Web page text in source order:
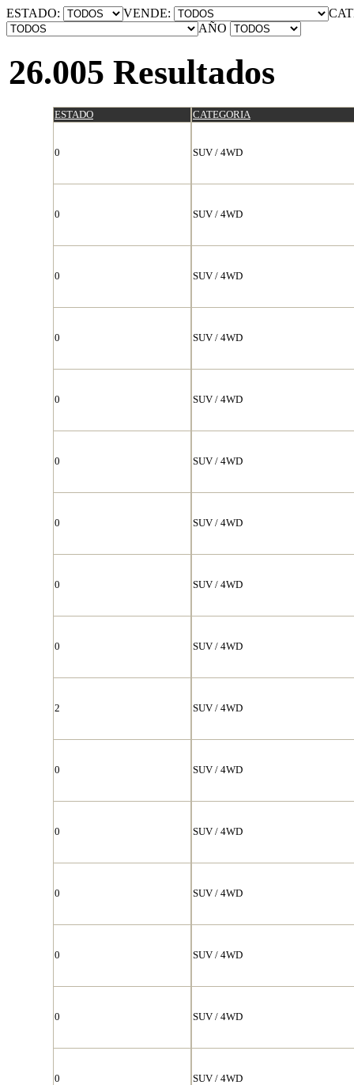
ESTADO: VENDE:
AÑO
26.005 Resultados
ESTADO CATEGORIA
0 SUV / 4WD
0 SUV / 4WD
0 SUV / 4WD
0 SUV / 4WD
0 SUV / 4WD
0 SUV / 4WD
0 SUV / 4WD
0 SUV / 4WD
0 SUV / 4WD
2 SUV / 4WD
0 SUV / 4WD
0 SUV / 4WD
0 SUV / 4WD
0 SUV / 4WD
0 SUV / 4WD
0 SUV / 4WD